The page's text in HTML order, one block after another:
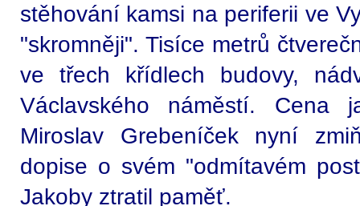
stěhování kamsi na periferii ve
"skromněji". Tisíce metrů
ve třech křídlech budovy,
Václavského náměstí.
Miroslav Grebeníček nyní
dopise o svém "odmítavém
Jakoby ztratil paměť.